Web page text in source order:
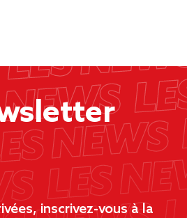
inscrivez-vous à la